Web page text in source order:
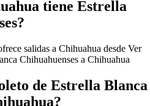
tiene Estrella
salidas a Chihuahua desde Ver
Chihuahuenses a Chihuahua
de Estrella Blanca